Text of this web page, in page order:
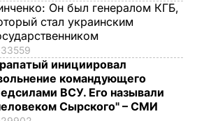
Он был генералом КГБ,
стал украинским
33559
инициировал
командующего
ВСУ. Его называли
Сырского" – СМИ